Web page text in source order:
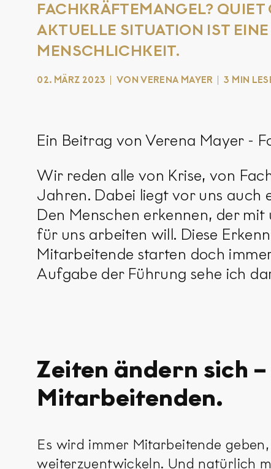
FACHKRÄFTEMANGEL?
AKTUELLE SITUATION IST
MENSCHLICHKEIT.
02. MÄRZ 2023 VON VERENA MAYER 3 MIN
Ein Beitrag von Verena Mayer -
Wir reden alle von Krise, von
Jahren. Dabei liegt vor uns auch
Den Menschen erkennen, der
für uns arbeiten will. Diese
Mitarbeitende starten doch
Aufgabe der Führung sehe ich
Zeiten ändern sich
Mitarbeitenden.
Es wird immer Mitarbeitende
weiterzuentwickeln. Und natürlich